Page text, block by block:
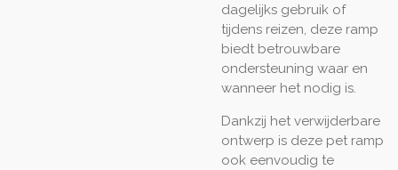
dagelijks gebruik of
tijdens reizen, deze ramp
biedt betrouwbare
ondersteuning waar en
wanneer het nodig is.
Dankzij het verwijderbare
ontwerp is deze pet ramp
ook eenvoudig te